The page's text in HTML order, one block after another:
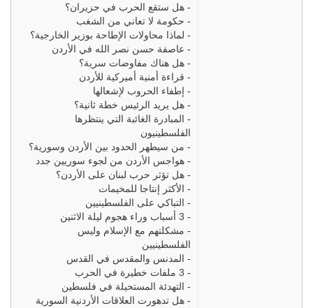
- هل ستقع الحرب في حزيران؟
- حكومة لا تعاني من الشغب
- لماذا محاولات الإطاحة بوزير الخارجية؟
- عاصفة حسن نصر الله في الأردن
- هل هناك مفاوضات سرية؟
- قراءة أمنية أميركية للأردن
- إطفاء الحروب لإشعالها
- هل يريد الرئيس خطة ثانية؟
- المبادرة الغائبة التي ينتظرها
الفلسطينيون
- من سيطهر الحدود بين الأردن وسورية؟
- هواجس الأردن من لجوء سوريين جدد
- هل تؤثر حرب لبنان على الأردن؟
- الأكثر إنتاجا للمخيمات
- التباكي على الفلسطينيين
- 3 أسباب وراء هجوم ليلة الاثنين
- مشكلتهم مع الإسلام وليس
الفلسطينيين
- المدنس والمقدس في القدس
- 3 ملفات خطيرة في الحرب
- التهدئة المستحيلة في فلسطين
- هل تدهورت العلاقات الأردنية السورية